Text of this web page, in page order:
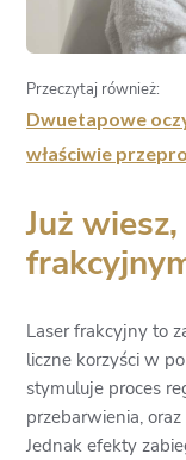
Przeczytaj również:
Dwuetapowe
właściwie
Już
Laser frakcyjny to
liczne korzyści w
stymuluje proces
przebarwienia,
Jednak efekty